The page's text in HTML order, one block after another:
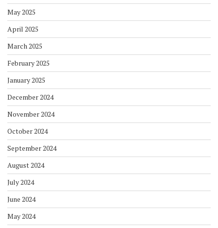
May 2025
April 2025
March 2025
February 2025
January 2025
December 2024
November 2024
October 2024
September 2024
August 2024
July 2024
June 2024
May 2024